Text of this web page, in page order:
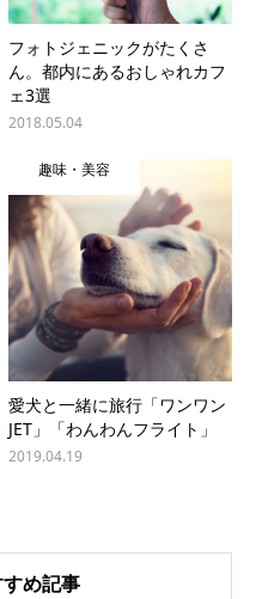
フォトジェニックがたくさ
ん。都内にあるおしゃれカフ
ェ3選
2018.05.04
趣味・美容
愛犬と一緒に旅行「ワンワン
JET」「わんわんフライト」
2019.04.19
め記事